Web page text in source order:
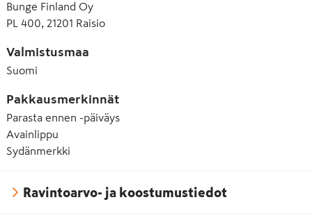
Bunge Finland Oy
PL 400, 21201 Raisio
Valmistusmaa
Suomi
Pakkausmerkinnät
Parasta ennen -päiväys
Avainlippu
Sydänmerkki
Ravintoarvo- ja koostumustiedot